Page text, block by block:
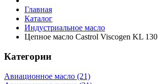
Главная
Каталог
Индустриальное масло
Цепное масло Castrol Viscogen KL 130
Категории
Авиационное масло (21)